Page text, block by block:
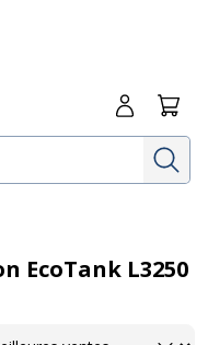
Me
EcoTank L3250